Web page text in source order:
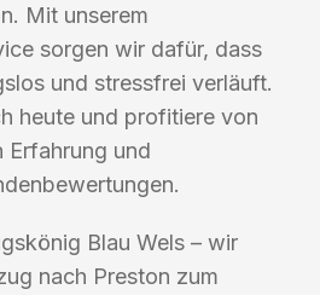
Mit unserem
sorgen wir dafür, dass
und stressfrei verläuft.
heute und profitiere von
Erfahrung und
Blau Wels – wir
nach Preston zum